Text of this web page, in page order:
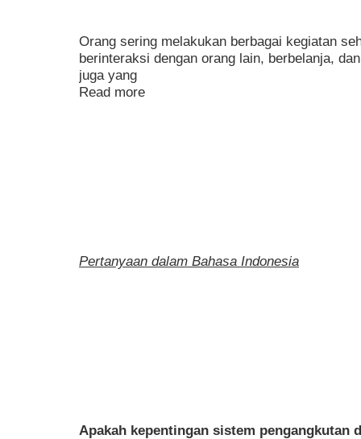
Orang sering melakukan berbagai kegiatan
berinteraksi dengan orang lain, berbelanja,
juga yang
Read more
Pertanyaan dalam Bahasa Indonesia
Apakah kepentingan sistem pengangkutan